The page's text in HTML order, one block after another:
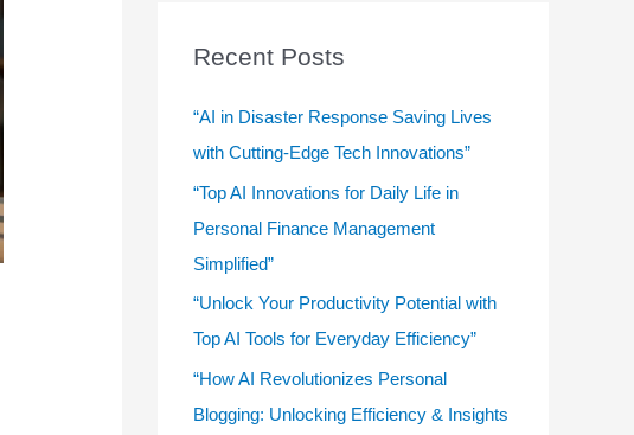
f
o
Recent Posts
“AI in Disaster Response Saving Lives
with Cutting-Edge Tech Innovations”
“Top AI Innovations for Daily Life in
Personal Finance Management
Simplified”
“Unlock Your Productivity Potential with
Top AI Tools for Everyday Efficiency”
“How AI Revolutionizes Personal
Blogging: Unlocking Efficiency & Insights